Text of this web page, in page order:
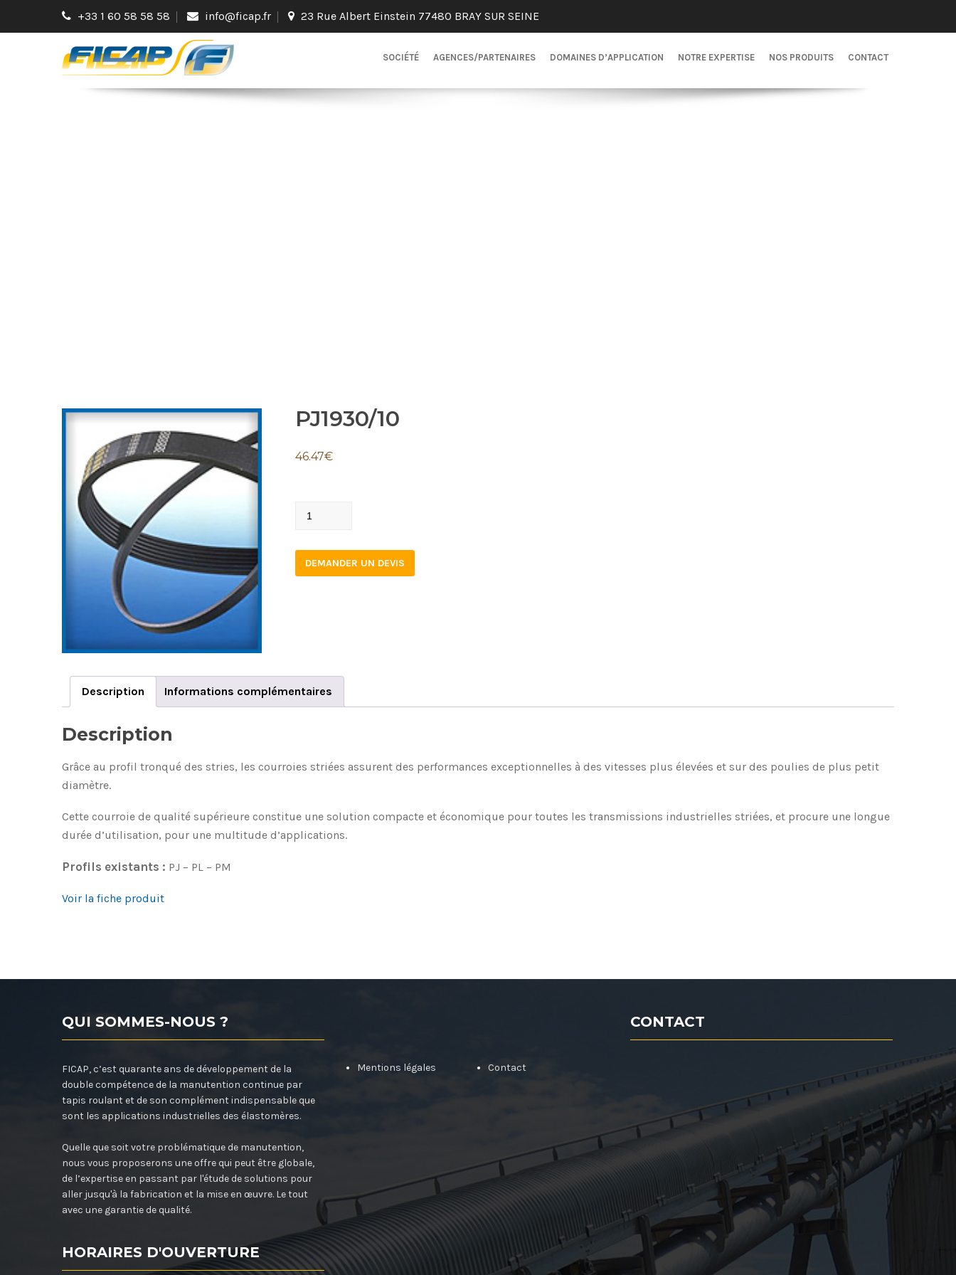
+33 1 60 58 58 58 info@ficap.fr 23 Rue Albert Einstein 77480 BRAY SUR SEINE
SOCIÉTÉ AGENCES/PARTENAIRES DOMAINES D’APPLICATION NOTRE EXPERTISE NOS PRODUITS CONTACT
PJ1930/10
46.47€
PJ1930/10
DEMANDER UN DEVIS
Description Informations complémentaires
Description
Grâce au profil tronqué des stries, les courroies striées assurent des performances exceptionnelles à des vitesses plus élevées et sur des poulies de plus petit
diamètre.
Cette courroie de qualité supérieure constitue une solution compacte et économique pour toutes les transmissions industrielles striées, et procure une longue
durée d’utilisation, pour une multitude d’applications.
Profils existants : PJ – PL – PM
Voir la fiche produit
QUI SOMMES-NOUS ?
FICAP, c’est quarante ans de développement de la
double compétence de la manutention continue par
tapis roulant et de son complément indispensable que
sont les applications industrielles des élastomères.
Quelle que soit votre problématique de manutention,
nous vous proposerons une offre qui peut être globale,
de l’expertise en passant par l'étude de solutions pour
aller jusqu'à la fabrication et la mise en œuvre. Le tout
avec une garantie de qualité.
HORAIRES D'OUVERTURE
Mentions légales Contact
CONTACT